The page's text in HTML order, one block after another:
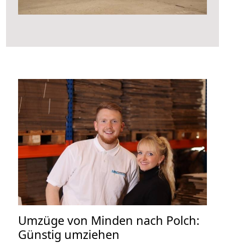
Umzüge von Minden nach Polch:
Günstig umziehen